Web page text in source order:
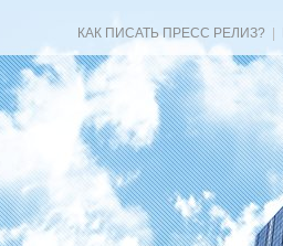
КАК ПИСАТЬ ПРЕСС РЕЛИЗ?